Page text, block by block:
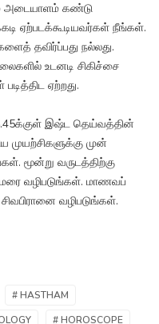
அடையாளம் கண்டு
ஏற்படக்கூடியவர்கள் நீங்கள்.
தவிர்ப்பது நல்லது.
உடனடி சிகிச்சை
ஏற்றது.
இஷ்ட தெய்வத்தின்
முயற்சிகளுக்கு முன்
மூன்று வருடத்திற்கு
வழிபடுங்கள். மாணவப்
வழிபடுங்கள்.
# HASTHAM
# HOROSCOPE